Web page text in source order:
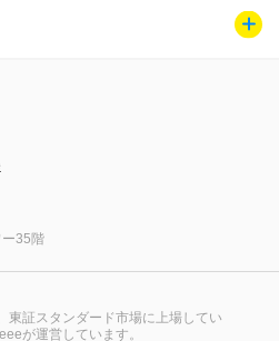
35階
東証スタンダード市場に上場してい
が運営しています。